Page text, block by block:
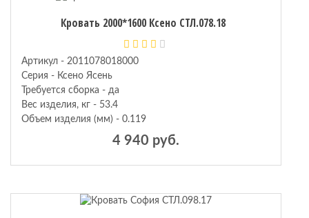
Кровать 2000*1600 Ксено СТЛ.078.18
Артикул - 2011078018000
Серия - Ксено Ясень
Требуется сборка - да
Вес изделия, кг - 53.4
Объем изделия (мм) - 0.119
4 940 руб.